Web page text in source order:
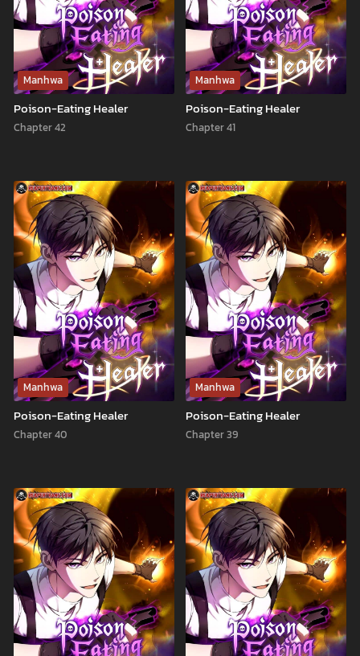
Manhwa
Poison-Eating Healer
Chapter 42
Manhwa
Poison-Eating Healer
Chapter 41
Manhwa
Poison-Eating Healer
Chapter 40
Manhwa
Poison-Eating Healer
Chapter 39